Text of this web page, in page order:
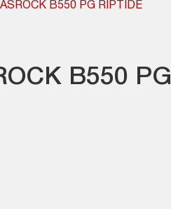
B550 PG RIPTIDE
B550 PG